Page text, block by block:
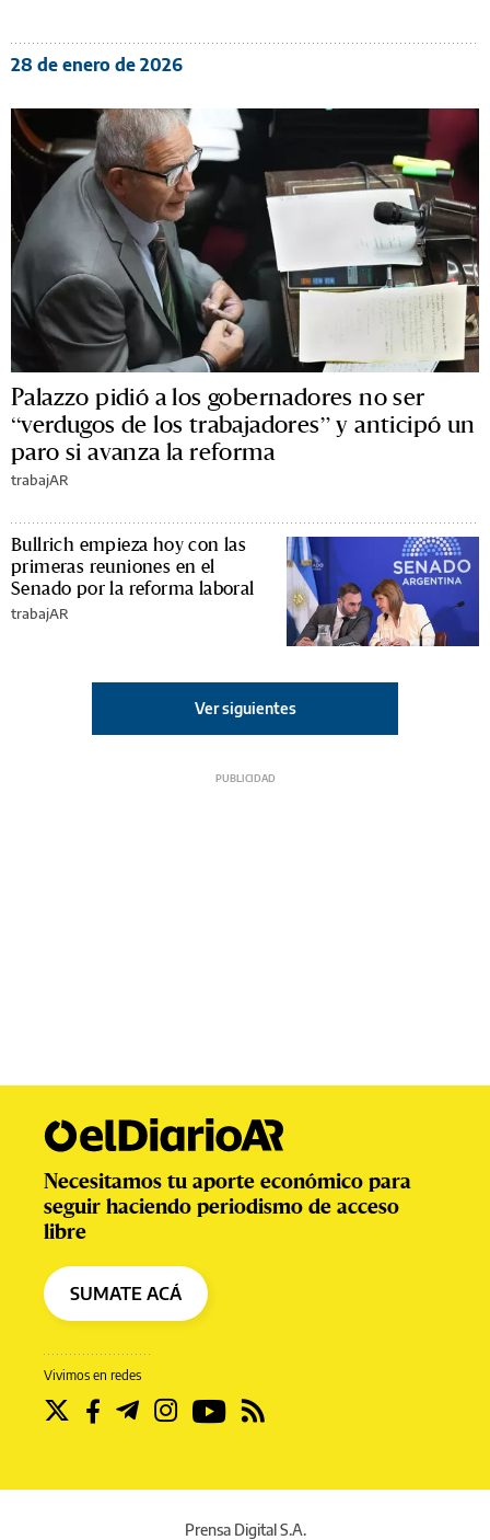
28 de enero de 2026
Palazzo pidió a los gobernadores no ser
“verdugos de los trabajadores” y anticipó un
paro si avanza la reforma
trabajAR
Bullrich empieza hoy con las
primeras reuniones en el
Senado por la reforma laboral
trabajAR
Ver siguientes
Vivimos en redes
Necesitamos tu aporte económico para
seguir haciendo periodismo de acceso
libre
SUMATE ACÁ
Prensa Digital S.A.